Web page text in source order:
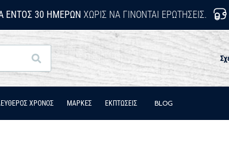
ΕΝΤΌΣ 30 ΗΜΕΡΏΝ ΧΩΡΊΣ ΝΑ ΓΊΝΟΝΤΑΙ ΕΡΩΤΉΣΕΙΣ.
Αναζήτηση
ΧΡΟΝΟΣ ΜΑΡΚΕΣ ΕΚΠΤΩΣΕΙΣ BLOG